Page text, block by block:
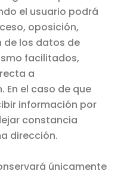
el usuario podrá
oposición,
los datos de
facilitados,
a
el caso de que
información por
constancia
dirección.
únicamente